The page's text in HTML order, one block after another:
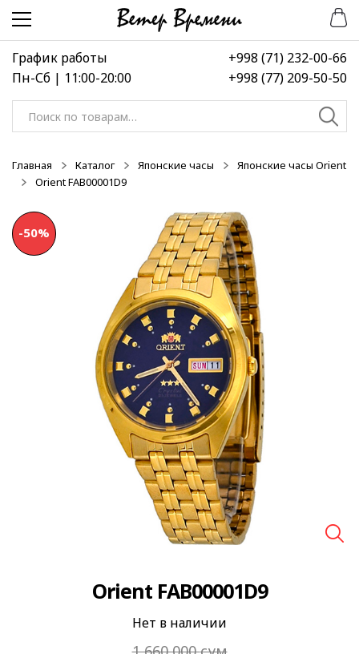
Перейти
навигации
Перейти
содержимому
График работы
Пн-Сб | 11:00-20:00
+998 (71) 232-00-66
+998 (77) 209-50-50
Искать:
Главная Каталог Японские часы
Японские часы Orient
Orient FAB00001D9
-50%
Orient FAB00001D9
Нет в наличии